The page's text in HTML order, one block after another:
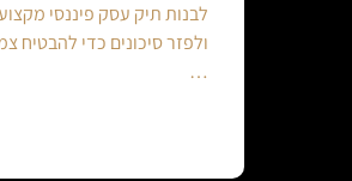
לבנות תיק עסק פיננסי
ולפזר סיכונים כדי להבטיח
…